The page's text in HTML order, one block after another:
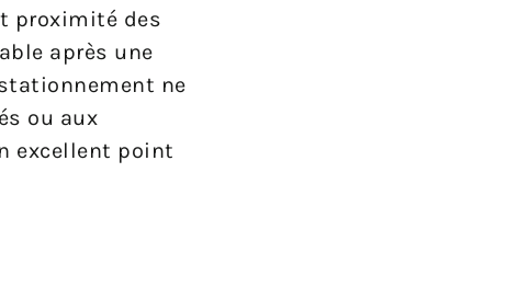
proximité des
après une
ne
ou aux
excellent point